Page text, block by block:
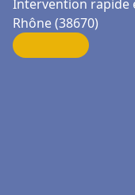
Intervention rapide
Rhône (38670)